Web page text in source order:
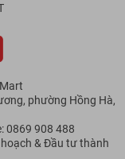
phường Hồng Hà,
0869 908 488
& Đầu tư thành